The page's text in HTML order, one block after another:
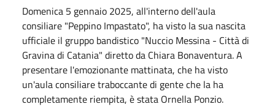
Domenica 5 gennaio 2025, all'interno dell'aula
consiliare "Peppino Impastato", ha visto la sua nascita
ufficiale il gruppo bandistico "Nuccio Messina - Città di
Gravina di Catania" diretto da Chiara Bonaventura. A
presentare l'emozionante mattinata, che ha visto
un'aula consiliare traboccante di gente che la ha
completamente riempita, è stata Ornella Ponzio.